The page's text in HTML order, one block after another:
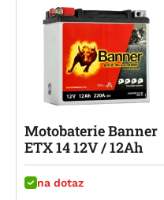
na dotaz
Motobaterie Banner
ETX 14 12V / 12Ah